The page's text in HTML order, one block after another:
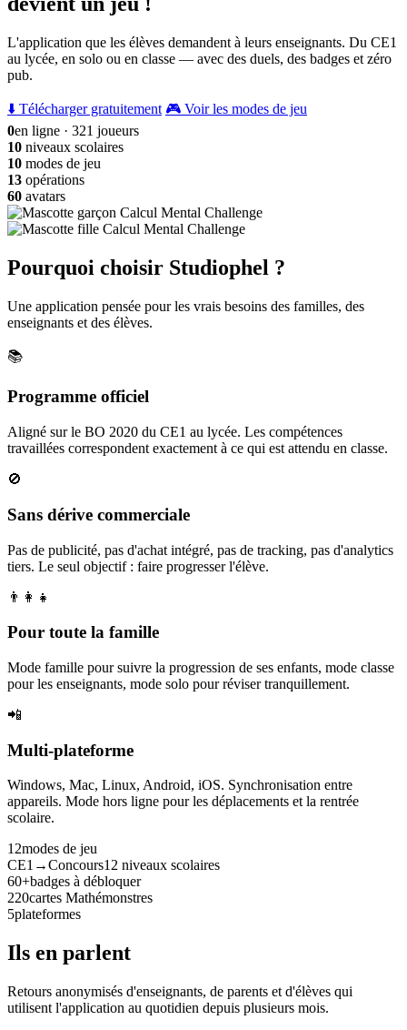
L'application que les élèves demandent à leurs enseignants. Du CE1
au lycée, en solo ou en classe — avec des duels, des badges et zéro
pub.
⬇️ Télécharger gratuitement 🎮 Voir les modes de jeu
0en ligne · 321 joueurs
10 niveaux scolaires
10 modes de jeu
13 opérations
60 avatars
Pourquoi choisir Studiophel ?
Une application pensée pour les vrais besoins des familles, des
enseignants et des élèves.
📚
Programme officiel
Aligné sur le BO 2020 du CE1 au lycée. Les compétences
travaillées correspondent exactement à ce qui est attendu en classe.
🚫
Sans dérive commerciale
Pas de publicité, pas d'achat intégré, pas de tracking, pas d'analytics
tiers. Le seul objectif : faire progresser l'élève.
👨‍👩‍👧
Pour toute la famille
Mode famille pour suivre la progression de ses enfants, mode classe
pour les enseignants, mode solo pour réviser tranquillement.
📲
Multi-plateforme
Windows, Mac, Linux, Android, iOS. Synchronisation entre
appareils. Mode hors ligne pour les déplacements et la rentrée
scolaire.
12modes de jeu
CE1→Concours12 niveaux scolaires
60+badges à débloquer
220cartes Mathémonstres
5plateformes
Ils en parlent
Retours anonymisés d'enseignants, de parents et d'élèves qui
utilisent l'application au quotidien depuis plusieurs mois.